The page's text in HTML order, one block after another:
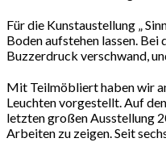
Für die Kunstaustellung „
Boden aufstehen lassen. Bei
Buzzerdruck verschwand,
Mit Teilmöbliert haben wir
Leuchten vorgestellt. Auf
letzten großen Ausstellung
Arbeiten zu zeigen. Seit